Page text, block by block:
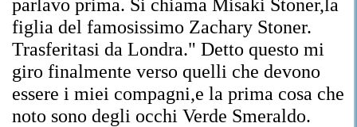
parlavo prima. Si chiama Misaki Stoner,la
figlia del famosissimo Zachary Stoner.
Trasferitasi da Londra." Detto questo mi
giro finalmente verso quelli che devono
essere i miei compagni,e la prima cosa che
noto sono degli occhi Verde Smeraldo.